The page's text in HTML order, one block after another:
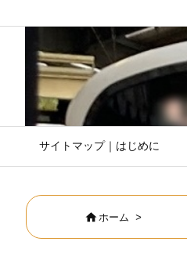
サイトマップ｜はじめに
ホーム >